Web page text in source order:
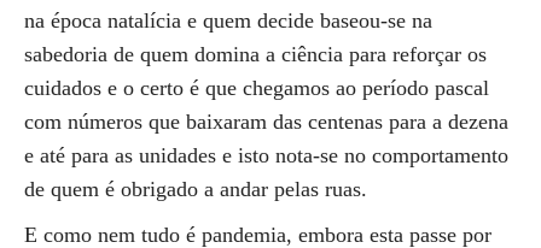
na época natalícia e quem decide baseou-se na
sabedoria de quem domina a ciência para reforçar os
cuidados e o certo é que chegamos ao período pascal
com números que baixaram das centenas para a dezena
e até para as unidades e isto nota-se no comportamento
de quem é obrigado a andar pelas ruas.
E como nem tudo é pandemia, embora esta passe por